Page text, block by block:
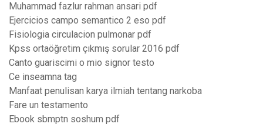
Muhammad fazlur rahman ansari pdf
Ejercicios campo semantico 2 eso pdf
Fisiologia circulacion pulmonar pdf
Kpss ortaöğretim çıkmış sorular 2016 pdf
Canto guariscimi o mio signor testo
Ce inseamna tag
Manfaat penulisan karya ilmiah tentang narkoba
Fare un testamento
Ebook sbmptn soshum pdf